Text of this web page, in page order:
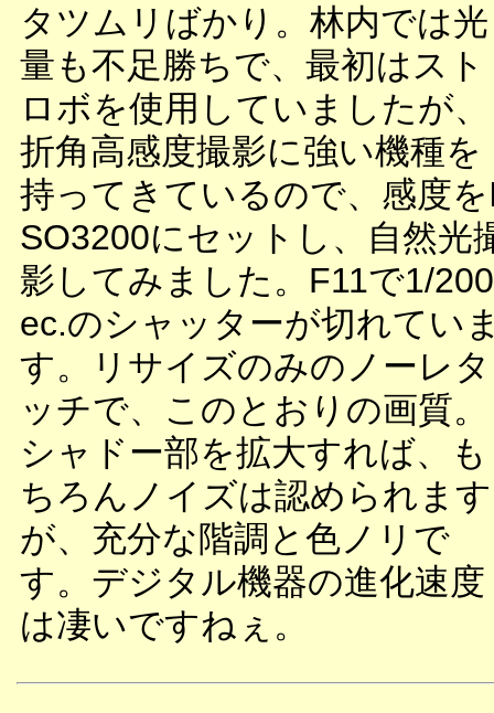
タツムリばかり。林内では光
量も不足勝ちで、最初はスト
ロボを使用していましたが、
折角高感度撮影に強い機種を
持ってきているので、感度
SO3200にセットし、自然光
影してみました。F11で1/
ec.のシャッターが切れてい
す。リサイズのみのノーレタ
ッチで、このとおりの画質。
シャドー部を拡大すれば、も
ちろんノイズは認められます
が、充分な階調と色ノリで
す。デジタル機器の進化速度
は凄いですねぇ。